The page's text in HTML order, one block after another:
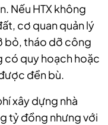
Nếu HTX không
cơ quan quản lý
bỏ, tháo dỡ công
có quy hoạch hoặc
đền bù.
xây dựng nhà
tỷ đồng nhưng với